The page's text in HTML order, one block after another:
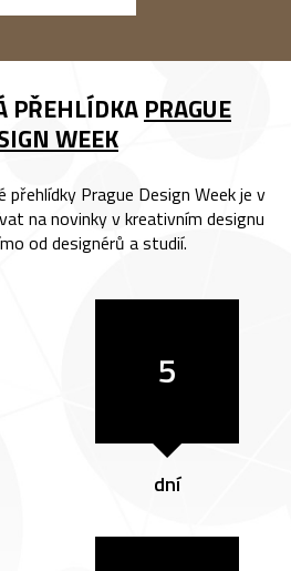
PŘEHLÍDKA PRAGUE
WEEK
přehlídky Prague Design Week je v
na novinky v kreativním designu
od designérů a studií.
5
dní